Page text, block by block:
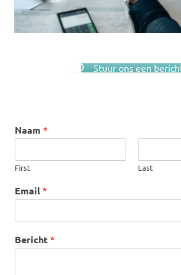
Stuur ons een
Naam *
First Last
Email *
Bericht *